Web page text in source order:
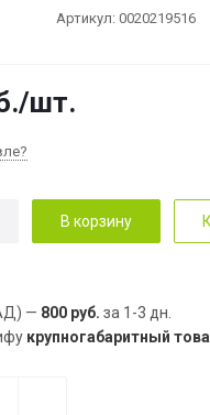
Артикул: 0020219516
/шт.
В корзину
— 800 руб. за 1-3 дн.
крупногабаритный